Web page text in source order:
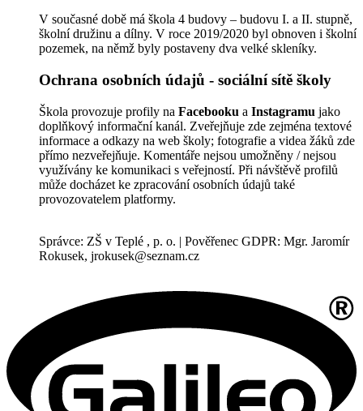
V současné době má škola 4 budovy – budovu I. a II. stupně,
školní družinu a dílny. V roce 2019/2020 byl obnoven i školní
pozemek, na němž byly postaveny dva velké skleníky.
Ochrana osobních údajů - sociální sítě školy
Škola provozuje profily na Facebooku a Instagramu jako
doplňkový informační kanál. Zveřejňuje zde zejména textové
informace a odkazy na web školy; fotografie a videa žáků zde
přímo nezveřejňuje. Komentáře nejsou umožněny / nejsou
využívány ke komunikaci s veřejností. Při návštěvě profilů
může docházet ke zpracování osobních údajů také
provozovatelem platformy.
Správce: ZŠ v Teplé , p. o. | Pověřenec GDPR: Mgr. Jaromír
Rokusek, jrokusek@seznam.cz